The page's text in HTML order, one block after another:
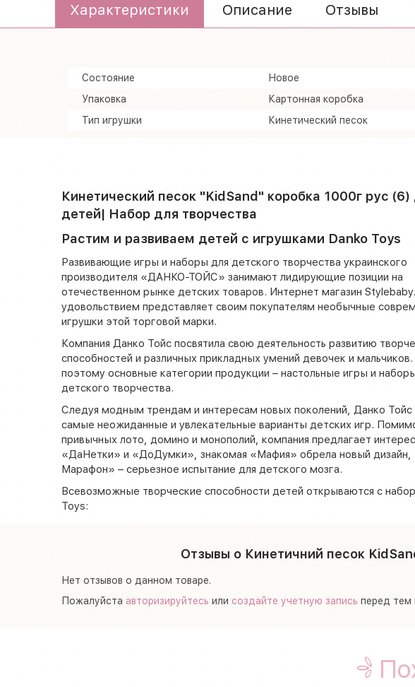
Характеристики Описание Отзывы
Состояние
Новое
Упаковка
Картонная коробка
Тип игрушки
Кинетический песок
Кинетический песок "KidSand" коробка 1000г рус (6)
детей| Набор для творчества
Растим и развиваем детей с игрушками Danko Toys
Развивающие игры и наборы для детского творчества украинского
производителя «ДАНКО-ТОЙС» занимают лидирующие позиции на
отечественном рынке детских товаров. Интернет магазин
удовольствием представляет своим покупателям необычные
игрушки этой торговой марки.
Компания Данко Тойс посвятила свою деятельность развитию
способностей и различных прикладных умений девочек и
поэтому основные категории продукции – настольные игры и
детского творчества.
Следуя модным трендам и интересам новых поколений, Данко Тойс
самые неожиданные и увлекательные варианты детских игр.
привычных лото, домино и монополий, компания предлагает
«ДаНетки» и «ДоДумки», знакомая «Мафия» обрела новый дизайн,
Марафон» – серьезное испытание для детского мозга.
Всевозможные творческие способности детей открываются с
Toys:
Отзывы о Кинетичний песок
Нет отзывов о данном товаре.
Пожалуйста авторизируйтесь или создайте учетную запись перед тем